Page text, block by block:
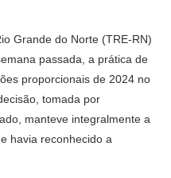
Grande do Norte (TRE-RN)
passada, a prática de
proporcionais de 2024 no
tomada por
manteve integralmente a
havia reconhecido a